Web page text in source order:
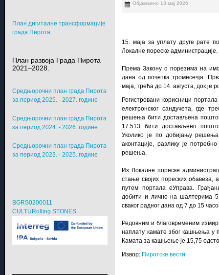
Објављено 13 мај 2026
15. маја за уплату друге рате
Локалне пореске администрације.
Према Закону о порезима на
дана од почетка тромесечја.
маја, трећа до 14. августа, док је
Регистровани корисници
електронског сандучета, где
решења бити достављена
17.513 бити достављено
Уколико је по добијању
аконтације, разлику је
решења.
Из Локалне пореске
стање својих пореских обавеза,
путем портала еУправа.
добити и лично на шалтерима
сваког радног дана од 7 до 15
Редовним и благовременим
наплату камате због кашњења у
Камата за кашњење је 15,75
Извор: Пиротске вести
План дигиталне трансформације
града Пирота
План развоја Града Пирота
2021–2028.
Средњорочни план града Пирота
за период 2025. - 2027. године
Средњорочни план града Пирота
за период 2024. - 2026. године
Средњорочни план града Пирота
за период 2023. - 2025. године
BGRS0200011
CULTURolling STONES